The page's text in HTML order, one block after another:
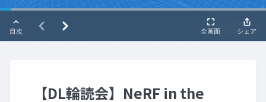
【DL輪読会】NeRF in the